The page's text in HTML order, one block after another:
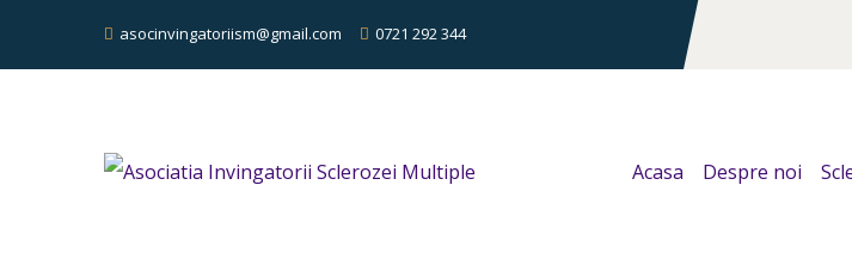
asocinvingatoriism@gmail.com 0721 292 344
Acasa Despre noi